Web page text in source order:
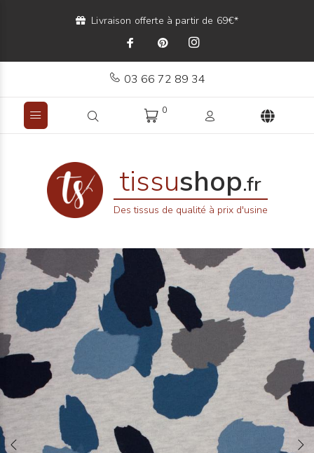
Livraison offerte à partir de 69€*
03 66 72 89 34
0
tissushop.fr
Des tissus de qualité à prix d'usine